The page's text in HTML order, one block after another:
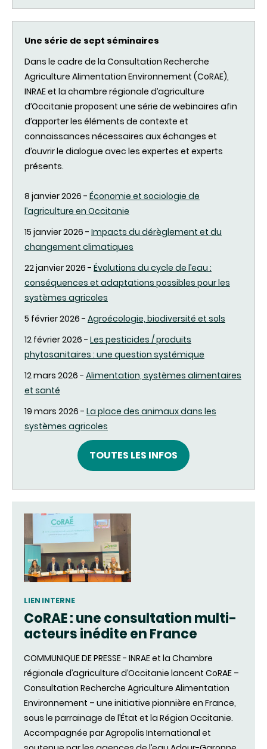
Une série de sept séminaires
Dans le cadre de la Consultation Recherche
Agriculture Alimentation Environnement (CoRAE),
INRAE et la chambre régionale d’agriculture
d’Occitanie proposent une série de webinaires afin
d’apporter les éléments de contexte et
connaissances nécessaires aux échanges et
d’ouvrir le dialogue avec les expertes et experts
présents.
8 janvier 2026 - Économie et sociologie de
l’agriculture en Occitanie
15 janvier 2026 - Impacts du dérèglement et du
changement climatiques
22 janvier 2026 - Évolutions du cycle de l’eau :
conséquences et adaptations possibles pour les
systèmes agricoles
5 février 2026 - Agroécologie, biodiversité et sols
12 février 2026 - Les pesticides / produits
phytosanitaires : une question systémique
12 mars 2026 - Alimentation, systèmes alimentaires
et santé
19 mars 2026 - La place des animaux dans les
systèmes agricoles
TOUTES LES INFOS
LIEN INTERNE
CoRAE : une consultation multi-
acteurs inédite en France
COMMUNIQUE DE PRESSE - INRAE et la Chambre
régionale d’agriculture d’Occitanie lancent CoRAE –
Consultation Recherche Agriculture Alimentation
Environnement – une initiative pionnière en France,
sous le parrainage de l’État et la Région Occitanie.
Accompagnée par Agropolis International et